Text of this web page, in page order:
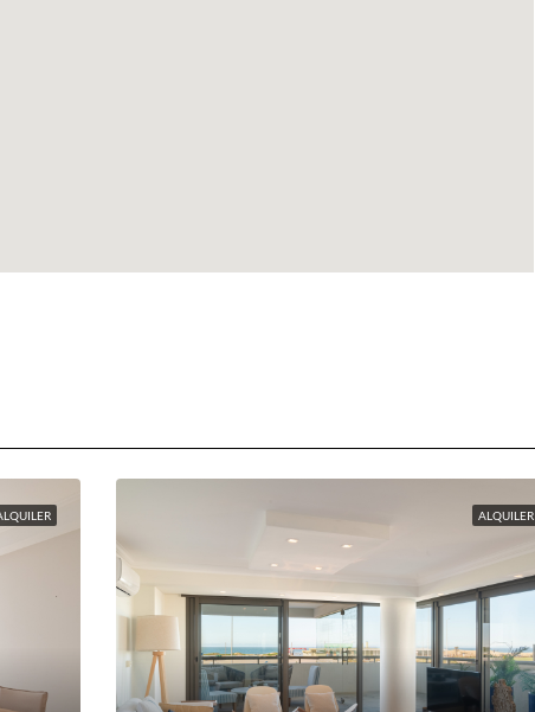
ALQUILER